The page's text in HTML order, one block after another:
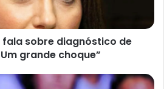
fala sobre diagnóstico de
grande choque”